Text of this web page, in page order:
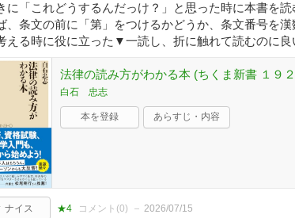
に「これどうするんだっけ？」と思った時に本書を
、条文の前に「第」をつけるかどうか、条文番号を
える時に役に立った▼一読し、折に触れて読むのに良
法律の読み方がわかる本 (ちくま新書 １９
白石 忠志
本を登録 あらすじ・内容
ナイス ★4 コメント(0) 2026/07/15